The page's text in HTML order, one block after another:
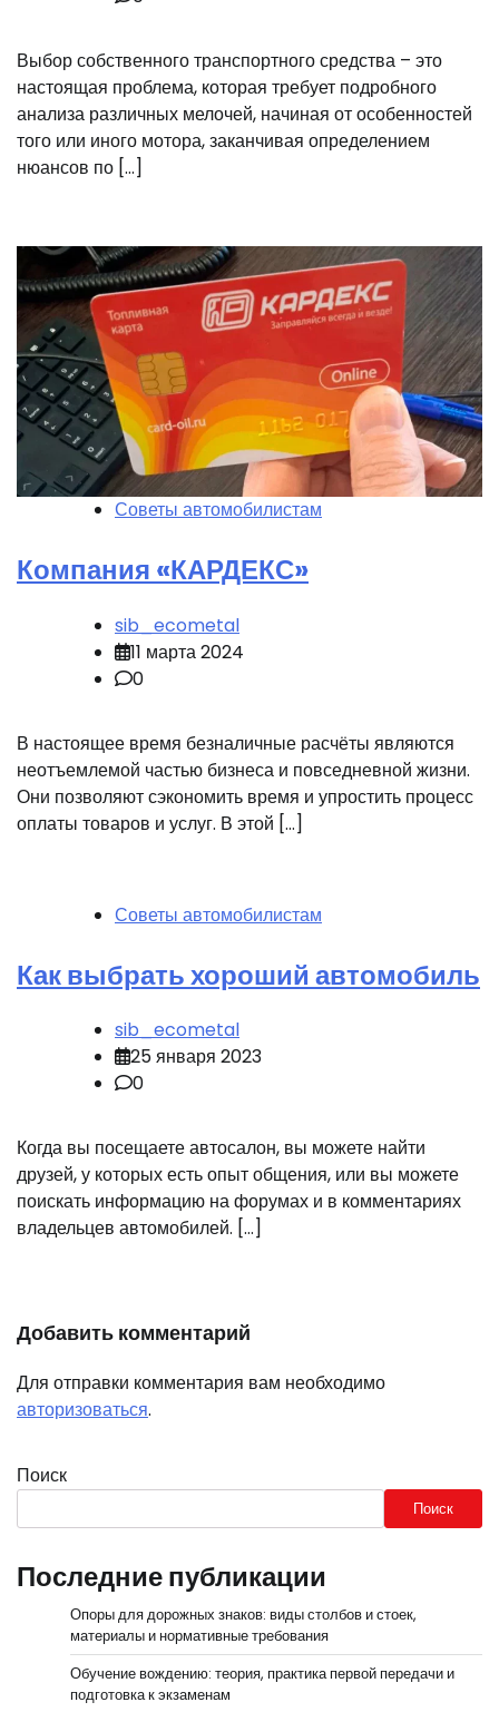
Выбор собственного транспортного средства – это
настоящая проблема, которая требует подробного
анализа различных мелочей, начиная от особенностей
того или иного мотора, заканчивая определением
нюансов по […]
Советы автомобилистам
Компания «КАРДЕКС»
sib_ecometal
11 марта 2024
0
В настоящее время безналичные расчёты являются
неотъемлемой частью бизнеса и повседневной жизни.
Они позволяют сэкономить время и упростить процесс
оплаты товаров и услуг. В этой […]
Советы автомобилистам
Как выбрать хороший автомобиль
sib_ecometal
25 января 2023
0
Когда вы посещаете автосалон, вы можете найти
друзей, у которых есть опыт общения, или вы можете
поискать информацию на форумах и в комментариях
владельцев автомобилей. […]
Добавить комментарий
Для отправки комментария вам необходимо
авторизоваться.
Поиск
Поиск
Последние публикации
Опоры для дорожных знаков: виды столбов и стоек,
материалы и нормативные требования
Обучение вождению: теория, практика первой передачи и
подготовка к экзаменам